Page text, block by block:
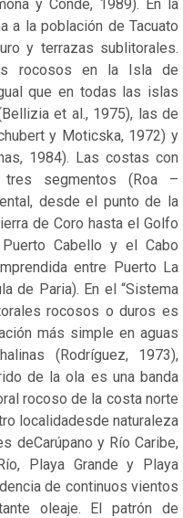
y Conde, 1989). En la
a la población de Tacuato
y terrazas sublitorales.
rocosos en la Isla de
que en todas las islas
et al., 1975), las de
y Moticska, 1972) y
1984). Las costas con
segmentos (Roa –
desde el punto de la
de Coro hasta el Golfo
Cabello y el Cabo
entre Puerto La
de Paria). En el “Sistema
rocosos o duros es
más simple en aguas
(Rodríguez, 1973),
de la ola es una banda
rocoso de la costa norte
localidadesde naturaleza
deCarúpano y Río Caribe,
Playa Grande y Playa
de continuos vientos
oleaje. El patrón de